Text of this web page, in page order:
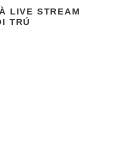
LIVE STREAM
TRÚ